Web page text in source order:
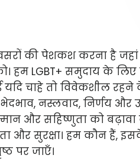
की पेशकश करना है जहां
हम LGBT+ समुदाय के
यदि चाहे तो विवेकशील
नस्लवाद, निर्णय और
और सहिष्णुता को बढ़ावा
और सुरक्षा। हम कौन
पर जाएँ।